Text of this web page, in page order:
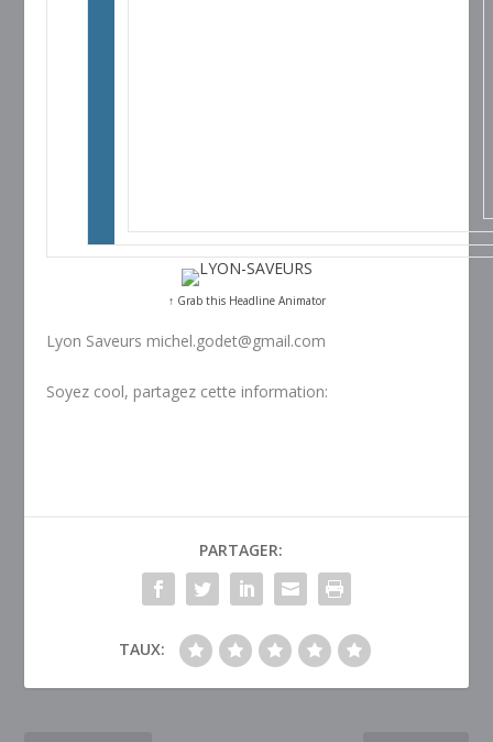
↑ Grab this Headline Animator
Lyon Saveurs michel.godet@gmail.com
Soyez cool, partagez cette information:
PARTAGER:
TAUX: